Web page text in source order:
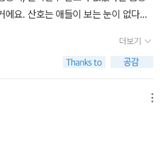
사람이 잘못된다면 그 배에 탄 모든
말 것이라는 점을 가르쳐주는 좋은
을 때로는 익살스럽고 때로는 감동적
나는 아이들과 함께 어른들도 꼬옥 읽
다.📚 책속으로 : 유명해지고 나서야 알
들고 아픈 시간을 보낸 게 저한테 다
에요. 산호는 애들이 보는 눈이 없다고
성격, 진지하지 못한 태도 등일 거에요.
의 성격을 자랑스러워 했던 동기는 친
죠. 그런데 동기는 전교회장 선거가 있
게 출마합니다. 그냥은 안되니 어마어마
부합니다.어떻게든 회장이 되고 싶었
을 학교 행사에 초대하겠다는 무지막
더보기